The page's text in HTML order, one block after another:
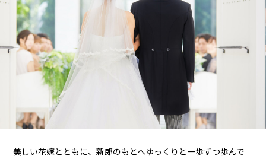
美しい花嫁とともに、新郎のもとへゆっくりと一歩ずつ歩んで